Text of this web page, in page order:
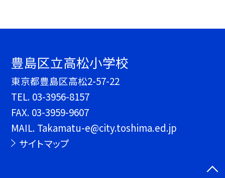
豊島区立高松小学校
東京都豊島区高松2-57-22
TEL. 03-3956-8157
FAX. 03-3959-9607
MAIL. Takamatu-e@city.toshima.ed.jp
サイトマップ